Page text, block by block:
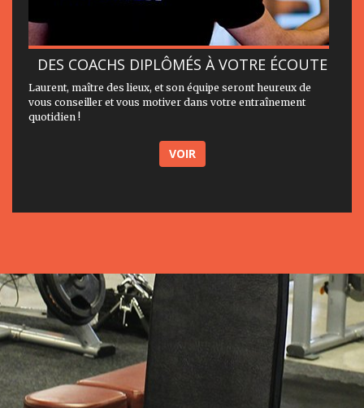
DES COACHS DIPLÔMÉS À VOTRE ÉCOUTE
Laurent, maître des lieux, et son équipe seront heureux de
vous conseiller et vous motiver dans votre entraînement
quotidien !
VOIR